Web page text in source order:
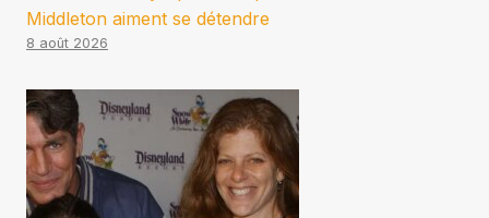
Middleton aiment se détendre
8 août 2026